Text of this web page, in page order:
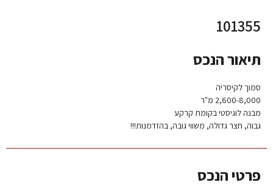
101355
תיאור הנכס
סמוך לקיסריה
2,600-8,000 מ"ר
מבנה לוגיסטי בקומת קרקע
גבוה, חצר גדולה, משווי גובה, בהזדמנות!!!
פרטי הנכס